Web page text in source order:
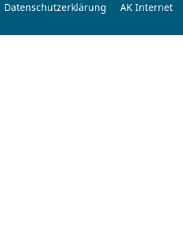
Datenschutzerklärung AK Internet